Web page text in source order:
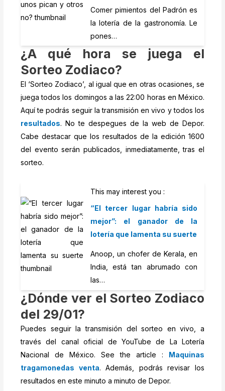
Comer pimientos del Padrón es
la lotería de la gastronomía. Le
pones…
¿A qué hora se juega el
Sorteo Zodiaco?
El ‘Sorteo Zodiaco’, al igual que en otras ocasiones, se
juega todos los domingos a las 22:00 horas en México.
Aquí te podrás seguir la transmisión en vivo y todos los
resultados. No te despegues de la web de Depor.
Cabe destacar que los resultados de la edición 1600
del evento serán publicados, inmediatamente, tras el
sorteo.
This may interest you :
“El tercer lugar habría sido
mejor”: el ganador de la
lotería que lamenta su suerte
Anoop, un chofer de Kerala, en
India, está tan abrumado con
las…
¿Dónde ver el Sorteo Zodiaco
del 29/01?
Puedes seguir la transmisión del sorteo en vivo, a
través del canal oficial de YouTube de La Lotería
Nacional de México. See the article : Maquinas
tragamonedas venta. Además, podrás revisar los
resultados en este minuto a minuto de Depor.